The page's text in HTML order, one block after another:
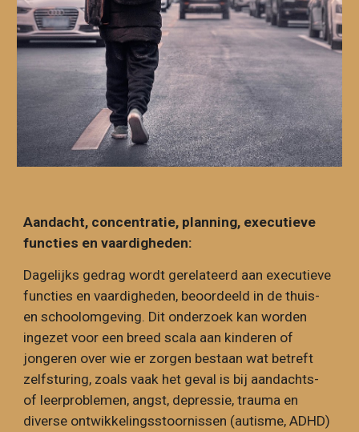
Aandacht, concentratie, planning, executieve
functies en vaardigheden:
Dagelijks gedrag wordt gerelateerd aan executieve
functies en vaardigheden, beoordeeld in de thuis-
en schoolomgeving. Dit onderzoek kan worden
ingezet voor een breed scala aan kinderen of
jongeren over wie er zorgen bestaan wat betreft
zelfsturing, zoals vaak het geval is bij aandachts-
of leerproblemen, angst, depressie, trauma en
diverse ontwikkelingsstoornissen (autisme, ADHD)